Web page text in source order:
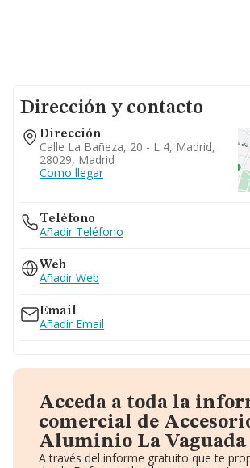
Dirección y contacto
Dirección
Calle La Bañeza, 20 - L 4, Madrid,
28029, Madrid
Como llegar
Teléfono
Añadir Teléfono
Web
Añadir Web
Email
Añadir Email
Acceda a toda la
comercial de
Aluminio La Vaguada
A través del informe gratuito que te